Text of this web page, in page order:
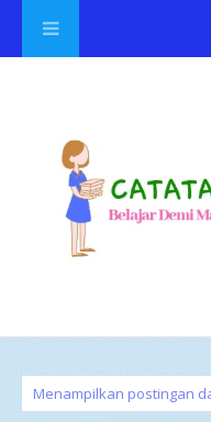
Menampilkan postingan